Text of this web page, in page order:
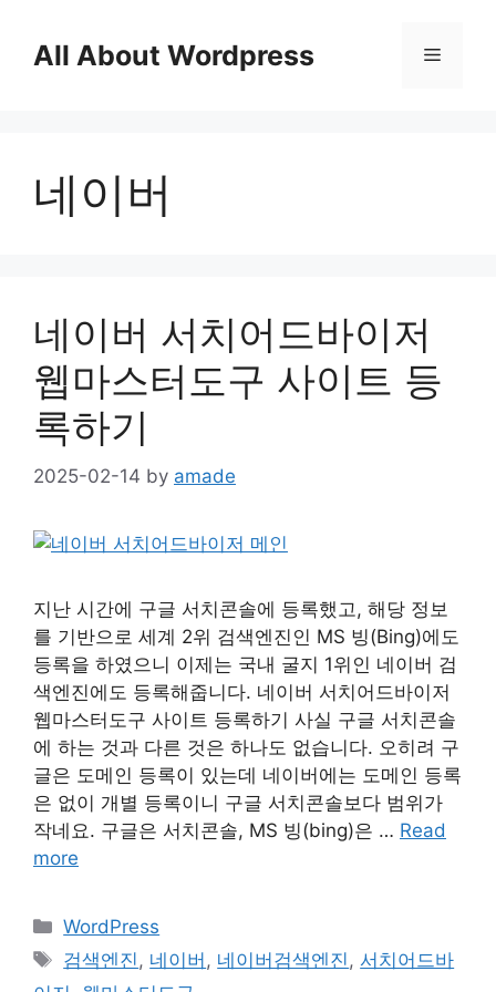
contentAll About Wordpress Menu
네이버
네이버 서치어드바이저
웹마스터도구 사이트 등
록하기
2025-02-14 by amade
지난 시간에 구글 서치콘솔에 등록했고, 해당 정보
를 기반으로 세계 2위 검색엔진인 MS 빙(Bing)에도
등록을 하였으니 이제는 국내 굴지 1위인 네이버 검
색엔진에도 등록해줍니다. 네이버 서치어드바이저
웹마스터도구 사이트 등록하기 사실 구글 서치콘솔
에 하는 것과 다른 것은 하나도 없습니다. 오히려 구
글은 도메인 등록이 있는데 네이버에는 도메인 등록
은 없이 개별 등록이니 구글 서치콘솔보다 범위가
작네요. 구글은 서치콘솔, MS 빙(bing)은 … Read
more
Categories
WordPress
Tags
검색엔진 , 네이버 , 네이버검색엔진 , 서치어드바